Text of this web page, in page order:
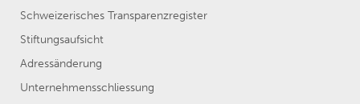
Schweizerisches Transparenzregister
Stiftungsaufsicht
Adressänderung
Unternehmensschliessung